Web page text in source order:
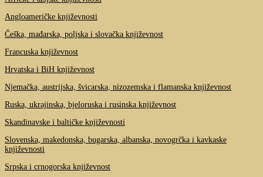
Angloameričke književnosti
Češka, mađarska, poljska i slovačka književnost
Francuska književnost
Hrvatska i BiH književnost
Njemačka, austrijska, švicarska, nizozemska i flamanska književnost
Ruska, ukrajinska, bjeloruska i rusinska književnost
Skandinavske i baltičke književnosti
Slovenska, makedonska, bugarska, albanska, novogrčka i kavkaske
književnosti
Srpska i crnogorska književnost